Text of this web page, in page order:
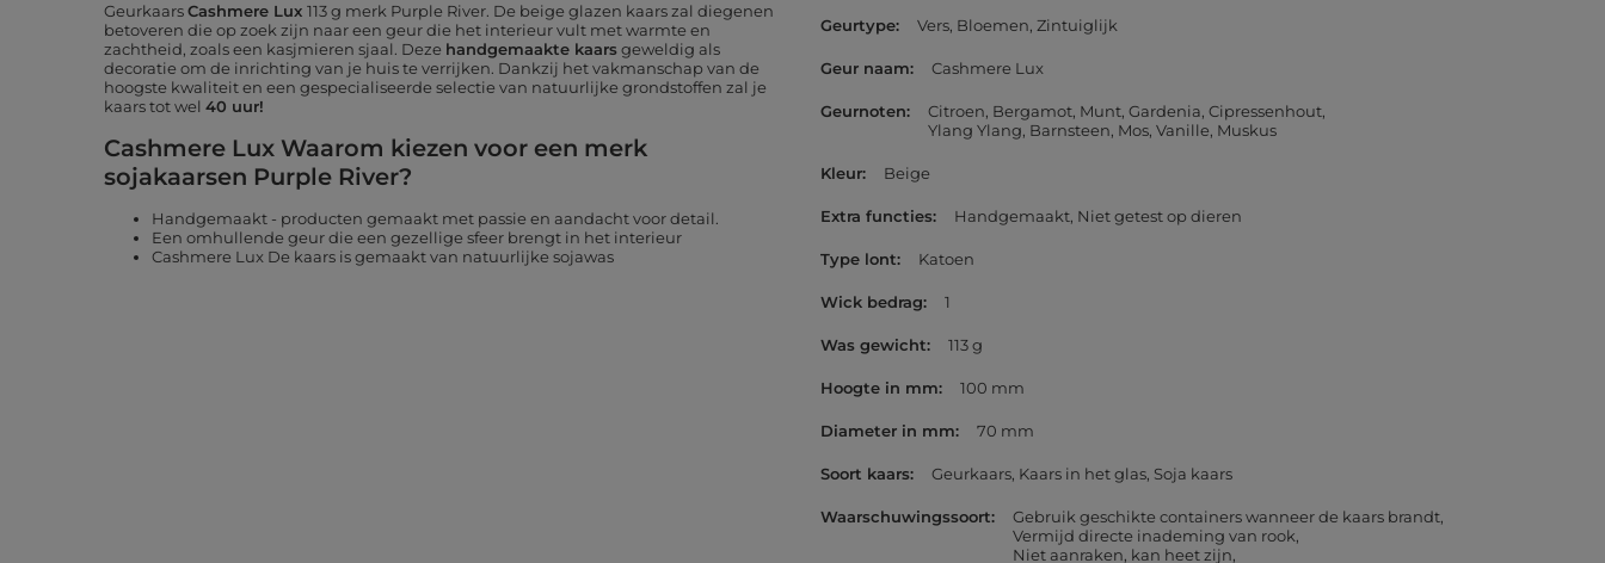
GeurkaarsCashmere Lux 113 g merk Purple River. De beige glazen kaars zal diegenen
betoveren die op zoek zijn naar een geur die het interieur vult met warmte en
zachtheid, zoals een kasjmieren sjaal. Deze handgemaakte kaarsgeweldig als
decoratie om de inrichting van je huis te verrijken. Dankzij het vakmanschap van de
hoogste kwaliteit en een gespecialiseerde selectie van natuurlijke grondstoffen zal je
kaars tot wel 40 uur!
Cashmere Lux Waarom kiezen voor een merk
sojakaarsen Purple River?
Handgemaakt - producten gemaakt met passie en aandacht voor detail.
Een omhullende geur die een gezellige sfeer brengt in het interieur
Cashmere Lux De kaars is gemaakt van natuurlijke sojawas
Geurtype Vers Bloemen Zintuiglijk
Geur naam Cashmere Lux
Geurnoten Citroen Bergamot Munt Gardenia Cipressenhout
Ylang Ylang Barnsteen Mos Vanille Muskus
Kleur Beige
Extra functies Handgemaakt Niet getest op dieren
Type lont Katoen
Wick bedrag 1
Was gewicht 113 g
Hoogte in mm 100 mm
Diameter in mm 70 mm
Soort kaars Geurkaars Kaars in het glas Soja kaars
Waarschuwingssoort
Gebruik geschikte containers wanneer de kaars brandt
Vermijd directe inademing van rook
Niet aanraken, kan heet zijn